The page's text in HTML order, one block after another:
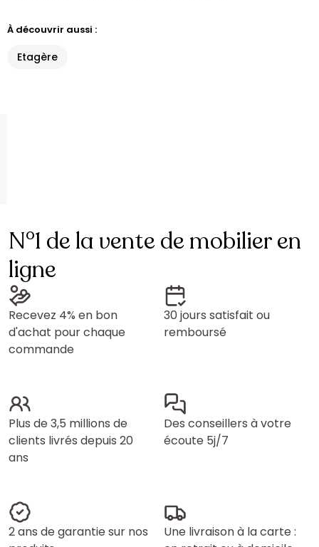
À découvrir aussi :
Etagère
N°1 de la vente de mobilier en
ligne
Recevez 4% en bon
d'achat pour chaque
commande
30 jours satisfait ou
remboursé
Plus de 3,5 millions de
clients livrés depuis 20
ans
Des conseillers à votre
écoute 5j/7
2 ans de garantie sur nos
Une livraison à la carte :